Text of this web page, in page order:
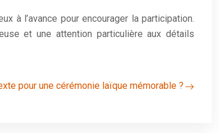
à l’avance pour encourager la participation.
et une attention particulière aux détails
pour une cérémonie laïque mémorable ?